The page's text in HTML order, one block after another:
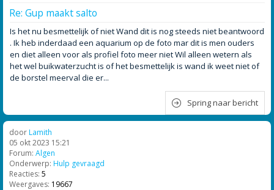
Re: Gup maakt salto
Is het nu besmettelijk of niet Wand dit is nog steeds niet beantwoord
. Ik heb inderdaad een aquarium op de foto mar dit is men ouders
en diet alleen voor als profiel foto meer niet Wil alleen wetern als
het wel buikwaterzucht is of het besmettelijk is wand ik weet niet of
de borstel meerval die er...
Spring naar bericht
doorLamith
05 okt 2023 15:21
Forum: Algen
Onderwerp: Hulp gevraagd
Reacties: 5
Weergaves: 19667